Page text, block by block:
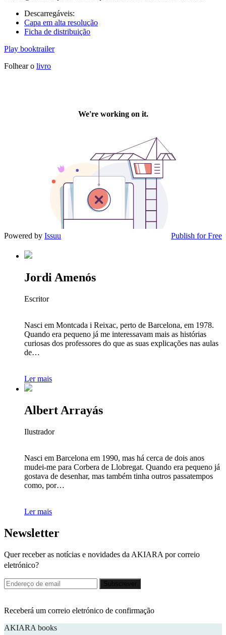
as
ideias?
quantity
Descarregáveis:
Capa em alta resolução
Ficha de distribuição
Play booktrailer
Folhear o livro
Powered by Issuu Publish for Free
Jordi Amenós
Escritor
Nasci em Montcada i Reixac, perto de Barcelona, em 1978.
Quando era pequeno já me interessavam mais as histórias
curiosas dos professores do que as suas explicações nas aulas
de…
Ler mais
Albert Arrayás
Ilustrador
Nasci em Barcelona em 1990, mas há cerca de dois anos
mudei-me para Corbera de Llobregat. Quando era pequeno já
gostava de desenhar, mas também tinha outros passatempos
como, por…
Ler mais
Newsletter
Quer receber as notícias e novidades da AKIARA por correio
eletrónico?
Receberá um correio eletrónico de confirmação
AKIARA books